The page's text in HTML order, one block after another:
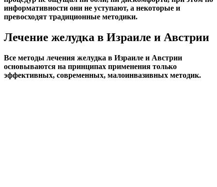
информативности они не уступают, а некоторые и
превосходят традиционные методики.
Лечение желудка в Израиле и Австрии
Все методы лечения желудка в Израиле и Австрии
основываются на принципах применения только
эффективных, современных, малоинвазивных методик.